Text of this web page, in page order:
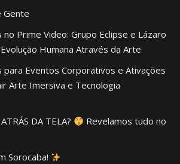
Gente
Prime Video: Grupo Eclipse e Lázaro
Humana Através da Arte
para Eventos Corporativos e Ativações
Arte Imersiva e Tecnologia
DA TELA?
Revelamos tudo no
Sorocaba!